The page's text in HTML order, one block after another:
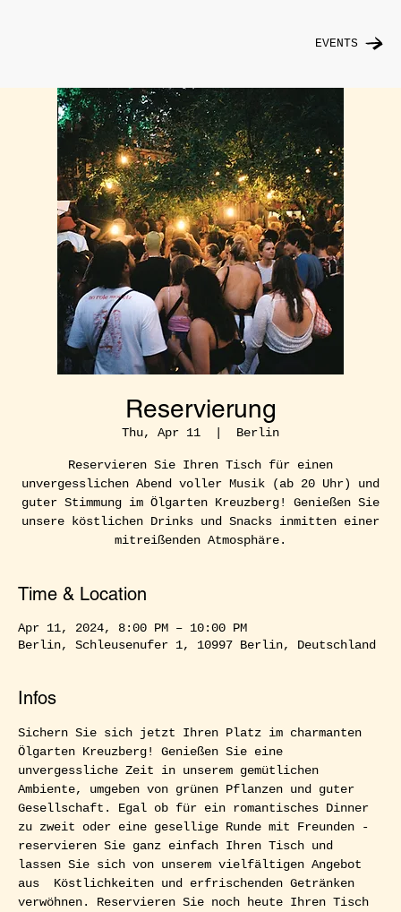
EVENTS
Reservierung
Thu, Apr 11
  |
Berlin
Reservieren Sie Ihren Tisch für einen
unvergesslichen Abend voller Musik (ab 20 Uhr) und
guter Stimmung im Ölgarten Kreuzberg! Genießen Sie
unsere köstlichen Drinks und Snacks inmitten einer
mitreißenden Atmosphäre.
Time & Location
Apr 11, 2024, 8:00 PM – 10:00 PM
Berlin, Schleusenufer 1, 10997 Berlin, Deutschland
Infos
Sichern Sie sich jetzt Ihren Platz im charmanten
Ölgarten Kreuzberg! Genießen Sie eine
unvergessliche Zeit in unserem gemütlichen
Ambiente, umgeben von grünen Pflanzen und guter
Gesellschaft. Egal ob für ein romantisches Dinner
zu zweit oder eine gesellige Runde mit Freunden -
reservieren Sie ganz einfach Ihren Tisch und
lassen Sie sich von unserem vielfältigen Angebot
aus  Köstlichkeiten und erfrischenden Getränken
verwöhnen. Reservieren Sie noch heute Ihren Tisch